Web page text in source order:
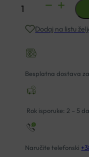
MUSTELA
ŠAMPON
TJEMENICU
150ML
Dodaj na listu
Besplatna dostava
Rok isporuke: 2 – 5
Naručite telefonski